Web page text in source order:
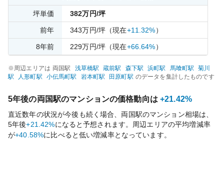
坪単価 382万円/坪
前年 343万円/坪 （現在+11.32%）
8年前 229万円/坪 （現在+66.64%）
※周辺エリアは 両国駅 浅草橋駅 蔵前駅 森下駅 浜町駅 馬喰町駅
菊川
駅
人形町駅 小伝馬町駅 岩本町駅 田原町駅 のデータを集計したものです
5年後の両国駅のマンションの価格動向は +21.42%
直近数年の状況が今後も続く場合、 両国駅のマンション相場は、
5年後+21.42%になると予想されます。周辺エリアの平均増減率
が+40.58%に比べると低い増減率となっています。